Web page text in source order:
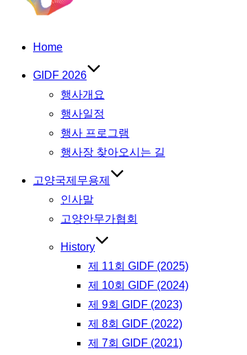
Home
GIDF 2026
행사개요
행사일정
행사 프로그램
행사장 찾아오시는 길
고양국제무용제
인사말
고양안무가협회
History
제 11회 GIDF (2025)
제 10회 GIDF (2024)
제 9회 GIDF (2023)
제 8회 GIDF (2022)
제 7회 GIDF (2021)